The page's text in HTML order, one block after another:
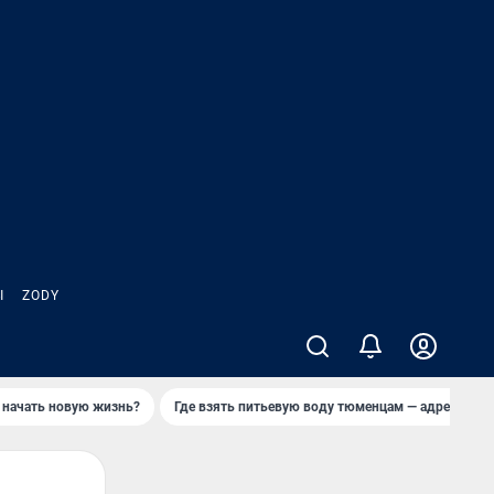
ZODY
начать новую жизнь? Где взять питьевую воду тюменцам — адреса